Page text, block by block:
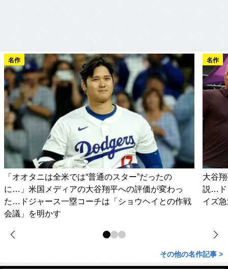
名作
「オオタニは全米では“普通のスター”だったの
に…」米国メディアの大谷翔平への評価が変わっ
た…ドジャース一塁コーチは「ショウヘイとの作戦
会議」を明かす
名作
大谷
説…ド
イズ
その他の名作記事 >